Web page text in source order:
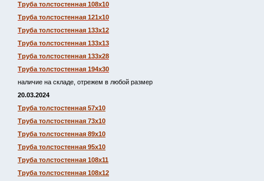
Труба толстостенная 108х10
Труба толстостенная 121х10
Труба толстостенная 133х12
Труба толстостенная 133х13
Труба толстостенная 133х28
Труба толстостенная 194х30
наличие на складе, отрежем в любой размер
20.03.2024
Труба толстостенная 57х10
Труба толстостенная 73х10
Труба толстостенная 89х10
Труба толстостенная 95х10
Труба толстостенная 108х11
Труба толстостенная 108х12